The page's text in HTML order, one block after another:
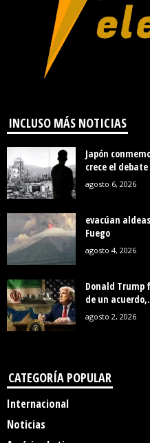
INCLUSO MÁS NOTICIAS
Japón
crece el debate
agosto 6, 2026
evacúan
Fuego
agosto 4, 2026
Donald Trump
de un
agosto 2, 2026
CATEGORÍA POPULAR
Internacional
Noticias